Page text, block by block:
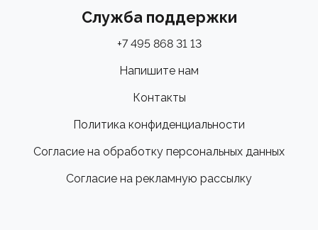
Служба поддержки
+7 495 868 31 13
Напишите нам
Контакты
Политика конфиденциальности
Согласие на обработку персональных данных
Согласие на рекламную рассылку